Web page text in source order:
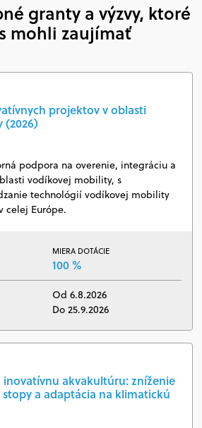
granty a výzvy, ktoré
mohli zaujímať
projektov v oblasti
(2026)
podpora na overenie, integráciu a
vodíkovej mobility, s
technológií vodíkovej mobility
celej Európe.
MIERA DOTÁCIE
100 %
Od 6.8.2026
Do 25.9.2026
inovatívnu akvakultúru: zníženie
a adaptácia na klimatickú